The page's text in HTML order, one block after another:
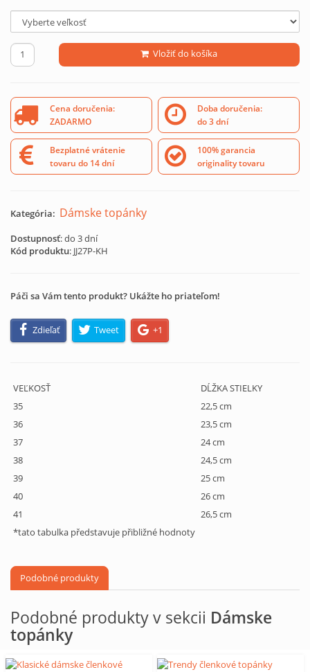
Vložiť do košíka
Cena doručenia:
ZADARMO
Doba doručenia:
do 3 dní
Bezplatné vrátenie
tovaru do 14 dní
100% garancia
originality tovaru
Kategória: Dámske topánky
Dostupnosť: do 3 dní
Kód produktu: JJ27P-KH
Páči sa Vám tento produkt? Ukážte ho priateľom!
Zdieľať Tweet +1
VEĽKOSŤ
DĹŽKA STIELKY
35
22,5 cm
36
23,5 cm
37
24 cm
38
24,5 cm
39
25 cm
40
26 cm
41
26,5 cm
*tato tabulka představuje přibližné hodnoty
Podobné produkty
Podobné produkty v sekcii Dámske
topánky